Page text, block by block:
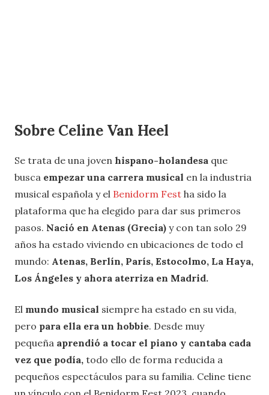
Sobre Celine Van Heel
Se trata de una joven hispano-holandesa que
busca empezar una carrera musical en la industria
musical española y el Benidorm Fest ha sido la
plataforma que ha elegido para dar sus primeros
pasos. Nació en Atenas (Grecia) y con tan solo 29
años ha estado viviendo en ubicaciones de todo el
mundo: Atenas, Berlín, París, Estocolmo, La Haya,
Los Ángeles y ahora aterriza en Madrid.
El mundo musical siempre ha estado en su vida,
pero para ella era un hobbie. Desde muy
pequeña aprendió a tocar el piano y cantaba cada
vez que podía, todo ello de forma reducida a
pequeños espectáculos para su familia. Celine tiene